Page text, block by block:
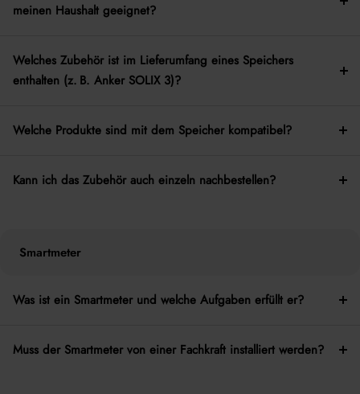
meinen Haushalt geeignet?
Welches Zubehör ist im Lieferumfang eines Speichers
enthalten (z. B. Anker SOLIX 3)?
Welche Produkte sind mit dem Speicher kompatibel?
Kann ich das Zubehör auch einzeln nachbestellen?
Smartmeter
Was ist ein Smartmeter und welche Aufgaben erfüllt er?
Muss der Smartmeter von einer Fachkraft installiert werden?